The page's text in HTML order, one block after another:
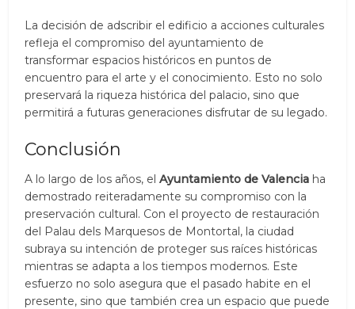
La decisión de adscribir el edificio a acciones culturales
refleja el compromiso del ayuntamiento de
transformar espacios históricos en puntos de
encuentro para el arte y el conocimiento. Esto no solo
preservará la riqueza histórica del palacio, sino que
permitirá a futuras generaciones disfrutar de su legado.
Conclusión
A lo largo de los años, elAyuntamiento de Valencia ha
demostrado reiteradamente su compromiso con la
preservación cultural. Con el proyecto de restauración
del Palau dels Marquesos de Montortal, la ciudad
subraya su intención de proteger sus raíces históricas
mientras se adapta a los tiempos modernos. Este
esfuerzo no solo asegura que el pasado habite en el
presente, sino que también crea un espacio que puede